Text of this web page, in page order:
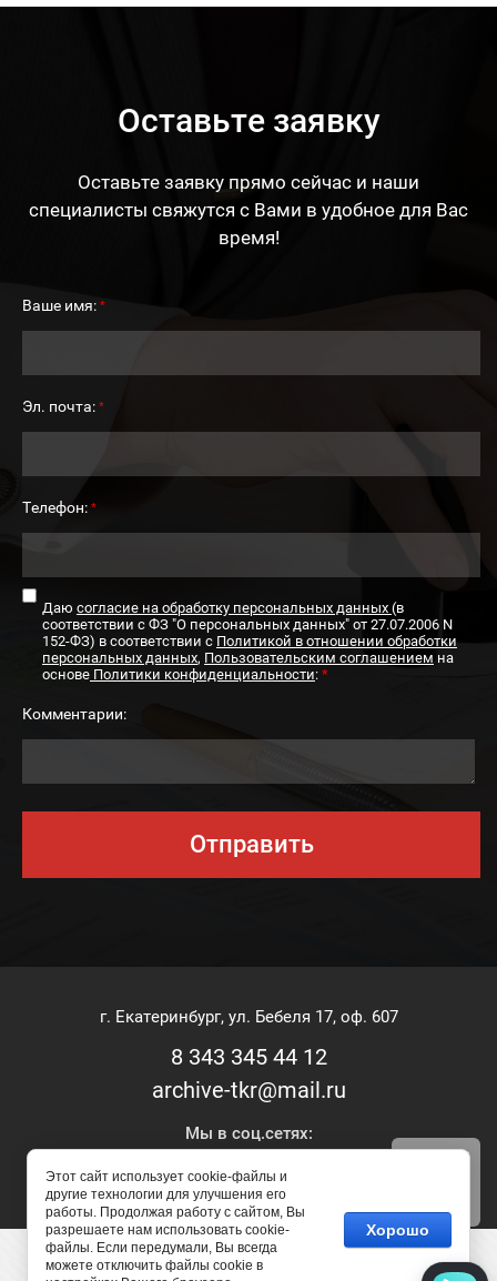
Оставьте заявку
Оставьте заявку прямо сейчас и наши
специалисты свяжутся с Вами в удобное для Вас
время!
Ваше имя: *
Эл. почта: *
Телефон: *
Даю согласие на обработку персональных данных (в
соответствии с ФЗ "О персональных данных" от 27.07.2006 N
152-ФЗ) в соответствии с Политикой в отношении обработки
персональных данных, Пользовательским соглашением на
основе Политики конфиденциальности: *
Комментарии:
Отправить
г. Екатеринбург, ул. Бебеля 17, оф. 607
8 343 345 44 12
archive-tkr@mail.ru
Мы в соц.сетях:
Copyright © 2018 - 2026
Этот сайт использует cookie-файлы и
другие технологии для улучшения его
работы. Продолжая работу с сайтом, Вы
разрешаете нам использовать cookie-
файлы. Если передумали, Вы всегда
можете отключить файлы cookie в
Хорошо